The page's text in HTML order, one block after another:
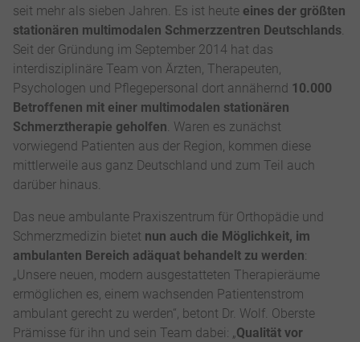
seit mehr als sieben Jahren. Es ist heute eines der größten
stationären multimodalen Schmerzzentren Deutschlands
Seit der Gründung im September 2014 hat das
interdisziplinäre Team von Ärzten, Therapeuten,
Psychologen und Pflegepersonal dort annähernd 10.000
Betroffenen mit einer multimodalen stationären
Schmerztherapie geholfen . Waren es zunächst
vorwiegend Patienten aus der Region, kommen diese
mittlerweile aus ganz Deutschland und zum Teil auch
darüber hinaus.
Das neue ambulante Praxiszentrum für Orthopädie und
Schmerzmedizin bietet nun auch die Möglichkeit, im
ambulanten Bereich adäquat behandelt zu werden:
„Unsere neuen, modern ausgestatteten Therapieräume
ermöglichen es, einem wachsenden Patientenstrom
ambulant gerecht zu werden“, betont Dr. Wolf. Oberste
Prämisse für ihn und sein Team dabei: „Qualität vor